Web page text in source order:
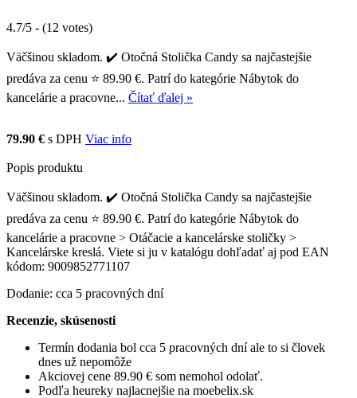
4.7/5 - (12 votes)
Väčšinou skladom. ✔️ Otočná Stolička Candy sa najčastejšie
predáva za cenu ⭐ 89.90 €. Patrí do kategórie Nábytok do
kancelárie a pracovne... Čítať ďalej »
79.90 € s DPH Viac info
Popis produktu
Väčšinou skladom. ✔️ Otočná Stolička Candy sa najčastejšie
predáva za cenu ⭐ 89.90 €. Patrí do kategórie Nábytok do
kancelárie a pracovne > Otáčacie a kancelárske stoličky >
Kancelárske kreslá. Viete si ju v katalógu dohľadať aj pod EAN
kódom: 9009852771107
Dodanie: cca 5 pracovných dní
Recenzie, skúsenosti
Termín dodania bol cca 5 pracovných dní ale to si človek
dnes už nepomôže
Akciovej cene 89.90 € som nemohol odolať.
Podľa heureky najlacnejšie na moebelix.sk